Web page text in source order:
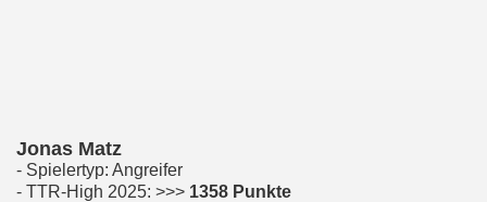
Jonas Matz
- Spielertyp: Angreifer
- TTR-High 2025: >>> 1358 Punkte